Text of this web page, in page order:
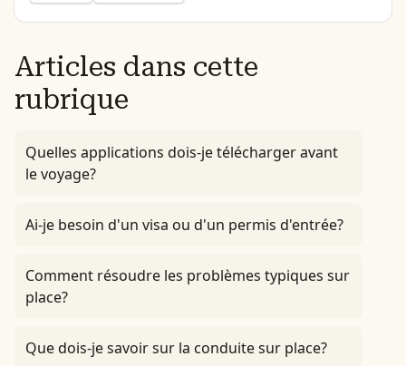
Articles dans cette
rubrique
Quelles applications dois-je télécharger avant
le voyage?
Ai-je besoin d'un visa ou d'un permis d'entrée?
Comment résoudre les problèmes typiques sur
place?
Que dois-je savoir sur la conduite sur place?